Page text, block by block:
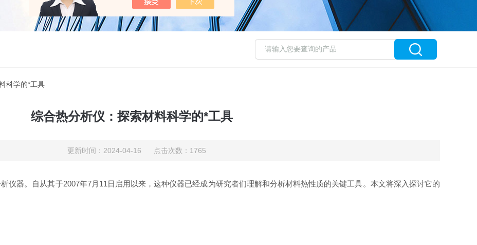
科学的*工具
综合热分析仪：探索材料科学的*工具
更新时间：2024-04-16 点击次数：1765
仪器。自从其于2007年7月11日启用以来，这种仪器已经成为研究者们理解和分析材料热性质的关键工具。本文将深入探讨它的